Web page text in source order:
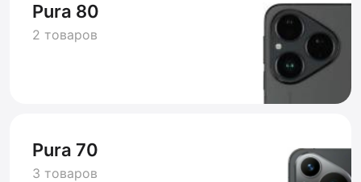
Pura 80
2 товаров
Pura 70
3 товаров